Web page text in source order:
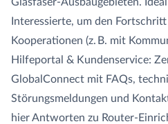
Interessierte, um den
Kooperationen (z. B. mit
Hilfeportal & Kundenservice:
GlobalConnect mit FAQs,
Störungsmeldungen und
hier Antworten zu Router-